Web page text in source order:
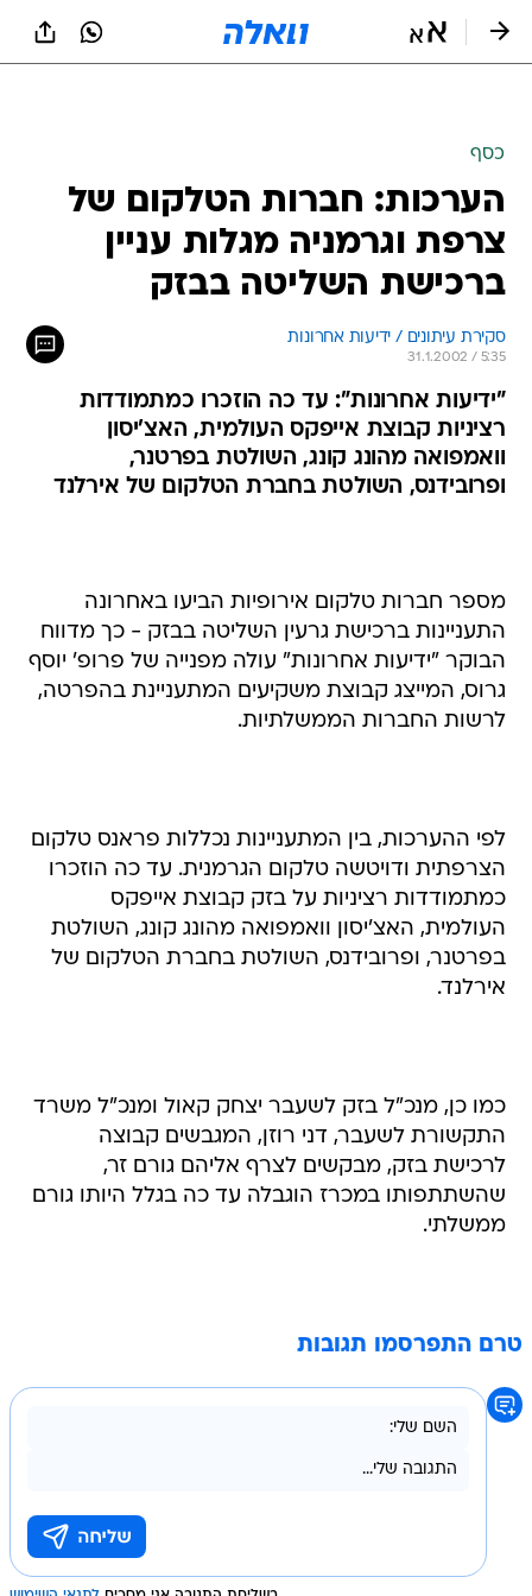
כסף
הערכות: חברות הטלקום של
צרפת וגרמניה מגלות עניין
ברכישת השליטה בבזק
סקירת עיתונים / ידיעות אחרונות
31.1.2002 / 5:35
"ידיעות אחרונות": עד כה הוזכרו כמתמודדות
רציניות קבוצת אייפקס העולמית, האצ'יסון
וואמפואה מהונג קונג, השולטת בפרטנר,
ופרובידנס, השולטת בחברת הטלקום של אירלנד
מספר חברות טלקום אירופיות הביעו באחרונה
התעניינות ברכישת גרעין השליטה בבזק - כך מדווח
הבוקר "ידיעות אחרונות" עולה מפנייה של פרופ' יוסף
גרוס, המייצג קבוצת משקיעים המתעניינת בהפרטה,
לרשות החברות הממשלתיות.
לפי ההערכות, בין המתעניינות נכללות פראנס טלקום
הצרפתית ודויטשה טלקום הגרמנית. עד כה הוזכרו
כמתמודדות רציניות על בזק קבוצת אייפקס
העולמית, האצ'יסון וואמפואה מהונג קונג, השולטת
בפרטנר, ופרובידנס, השולטת בחברת הטלקום של
אירלנד.
כמו כן, מנכ"ל בזק לשעבר יצחק קאול ומנכ"ל משרד
התקשורת לשעבר, דני רוזן, המגבשים קבוצה
לרכישת בזק, מבקשים לצרף אליהם גורם זר,
שהשתתפותו במכרז הוגבלה עד כה בגלל היותו גורם
ממשלתי.
טרם התפרסמו תגובות